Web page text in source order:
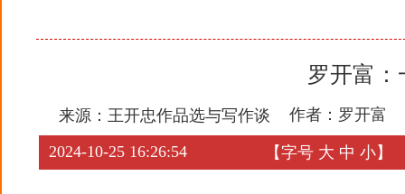
罗开富
来源： 王开忠作品选与写作谈 作者：罗开富
2024-10-25 16:26:54 【字号 大 中 小】